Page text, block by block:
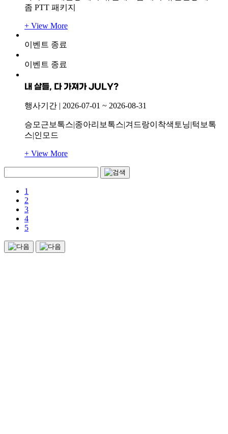
좀 PTT 패키지
+ View More
이벤트 종료
이벤트 종료
내 살들, 다 가져가 JULY?
행사기간 | 2026-07-01 ~ 2026-08-31
승모근보톡스|종아리보톡스|겨드랑이착색토닝|턱보톡
스|인모드
+ View More
1
2
3
4
5